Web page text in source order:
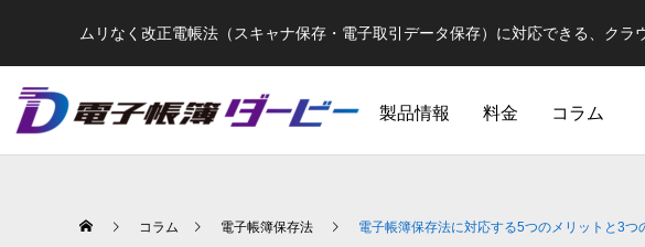
ムリなく改正電帳法（スキャナ保存・電子取引データ保存）に対応できる、クラ
製品情報 料金 コラム
コラム 電子帳簿保存法 電子帳簿保存法に対応する5つのメリットと3つ